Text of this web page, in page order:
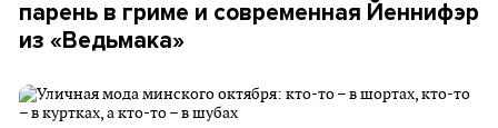
парень в гриме и современная Йеннифэр
из «Ведьмака»